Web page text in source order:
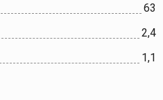
63
2,4
1,1